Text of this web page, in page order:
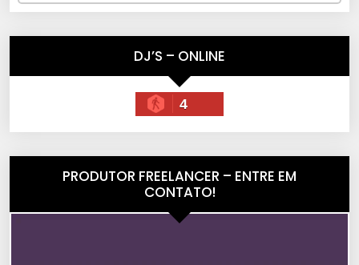
DJ’S – ONLINE
4
PRODUTOR FREELANCER – ENTRE EM
CONTATO!